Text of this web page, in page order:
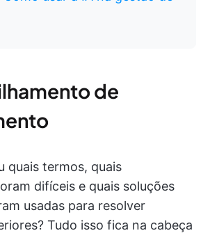
de
quais termos, quais
difíceis e quais soluções
usadas para resolver
Tudo isso fica na cabeça